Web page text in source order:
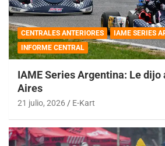
CENTRALES ANTERIORES
IAME SERIES
INFORME CENTRAL
IAME Series Argentina: Le dijo
Aires
21 julio, 2026 E-Kart